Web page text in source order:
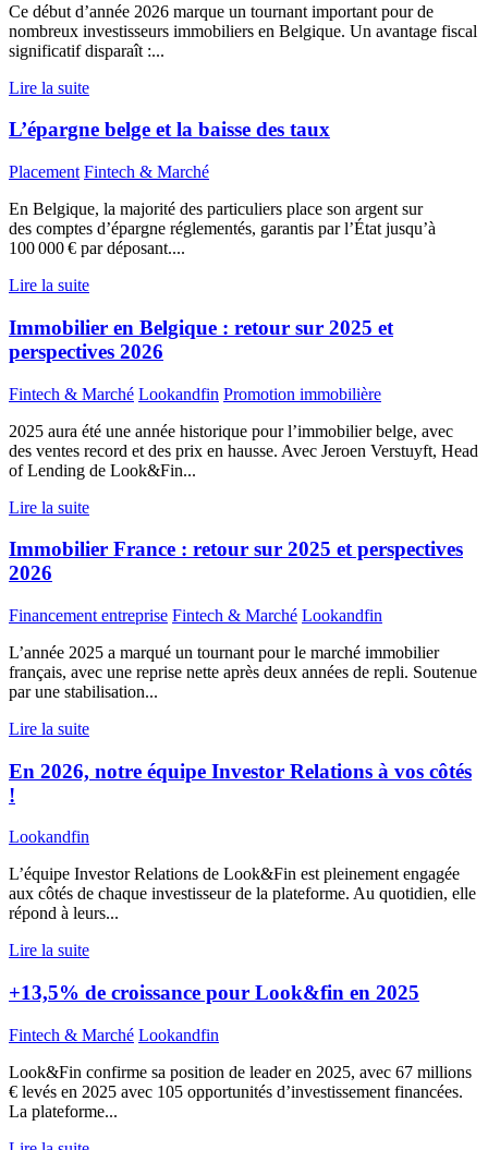
Ce début d’année 2026 marque un tournant important pour de
nombreux investisseurs immobiliers en Belgique. Un avantage fiscal
significatif disparaît :...
Lire la suite
L’épargne belge et la baisse des taux
Placement Fintech & Marché
En Belgique, la majorité des particuliers place son argent sur
des comptes d’épargne réglementés, garantis par l’État jusqu’à
100 000 € par déposant....
Lire la suite
Immobilier en Belgique : retour sur 2025 et
perspectives 2026
Fintech & Marché Lookandfin Promotion immobilière
2025 aura été une année historique pour l’immobilier belge, avec
des ventes record et des prix en hausse. Avec Jeroen Verstuyft, Head
of Lending de Look&Fin...
Lire la suite
Immobilier France : retour sur 2025 et perspectives
2026
Financement entreprise Fintech & Marché Lookandfin
L’année 2025 a marqué un tournant pour le marché immobilier
français, avec une reprise nette après deux années de repli. Soutenue
par une stabilisation...
Lire la suite
En 2026, notre équipe Investor Relations à vos côtés
!
Lookandfin
L’équipe Investor Relations de Look&Fin est pleinement engagée
aux côtés de chaque investisseur de la plateforme. Au quotidien, elle
répond à leurs...
Lire la suite
+13,5% de croissance pour Look&fin en 2025
Fintech & Marché Lookandfin
Look&Fin confirme sa position de leader en 2025, avec 67 millions
€ levés en 2025 avec 105 opportunités d’investissement financées.
La plateforme...